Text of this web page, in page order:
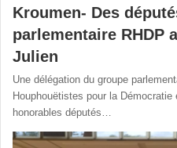
Kroumen- Des
parlementaire RHDP
Julien
Une délégation du groupe
Houphouëtistes pour la
honorables députés…